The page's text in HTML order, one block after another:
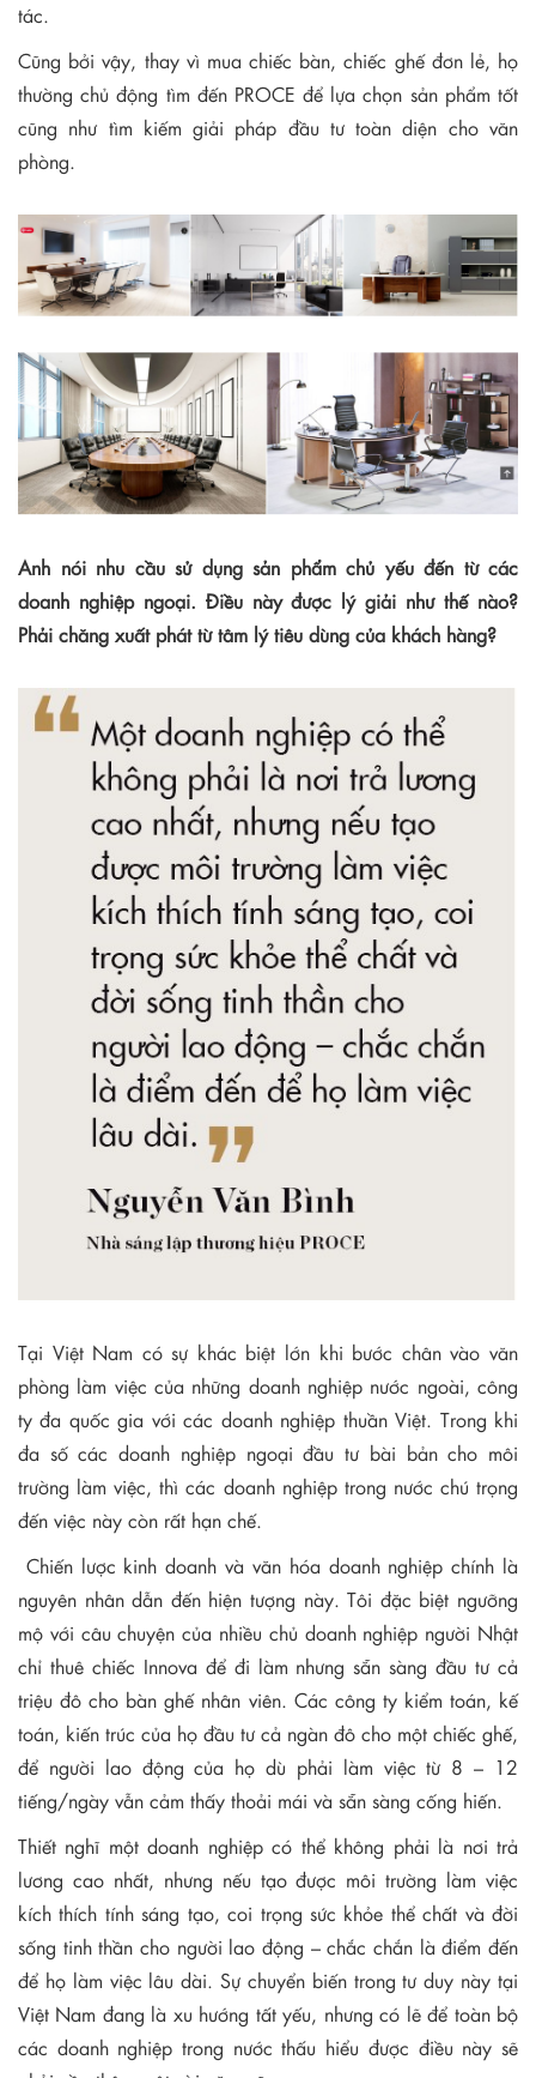
tác.
Cũng bởi vậy, thay vì mua chiếc bàn, chiếc ghế đơn lẻ, họ
thường chủ động tìm đến PROCE để lựa chọn sản phẩm tốt
cũng như tìm kiếm giải pháp đầu tư toàn diện cho văn
phòng.
Anh nói nhu cầu sử dụng sản phẩm chủ yếu đến từ các
doanh nghiệp ngoại. Điều này được lý giải như thế nào?
Phải chăng xuất phát từ tâm lý tiêu dùng của khách hàng?
Tại Việt Nam có sự khác biệt lớn khi bước chân vào văn
phòng làm việc của những doanh nghiệp nước ngoài, công
ty đa quốc gia với các doanh nghiệp thuần Việt. Trong khi
đa số các doanh nghiệp ngoại đầu tư bài bản cho môi
trường làm việc, thì các doanh nghiệp trong nước chú trọng
đến việc này còn rất hạn chế.
Chiến lược kinh doanh và văn hóa doanh nghiệp chính là
nguyên nhân dẫn đến hiện tượng này. Tôi đặc biệt ngưỡng
mộ với câu chuyện của nhiều chủ doanh nghiệp người Nhật
chỉ thuê chiếc Innova để đi làm nhưng sẵn sàng đầu tư cả
triệu đô cho bàn ghế nhân viên. Các công ty kiểm toán, kế
toán, kiến trúc của họ đầu tư cả ngàn đô cho một chiếc ghế,
để người lao động của họ dù phải làm việc từ 8 – 12
tiếng/ngày vẫn cảm thấy thoải mái và sẵn sàng cống hiến.
Thiết nghĩ một doanh nghiệp có thể không phải là nơi trả
lương cao nhất, nhưng nếu tạo được môi trường làm việc
kích thích tính sáng tạo, coi trọng sức khỏe thể chất và đời
sống tinh thần cho người lao động – chắc chắn là điểm đến
để họ làm việc lâu dài. Sự chuyển biến trong tư duy này tại
Việt Nam đang là xu hướng tất yếu, nhưng có lẽ để toàn bộ
các doanh nghiệp trong nước thấu hiểu được điều này sẽ